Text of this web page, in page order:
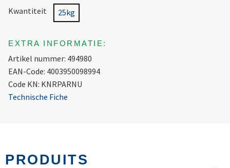
Kwantiteit 25kg
EXTRA INFORMATIE:
Artikel nummer: 494980
EAN-Code: 4003950098994
Code KN: KNRPARNU
Technische Fiche
PRODUITS